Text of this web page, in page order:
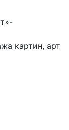
картин, арт